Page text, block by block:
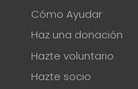
Cómo Ayudar
Haz una donación
Hazte voluntario
Hazte socio